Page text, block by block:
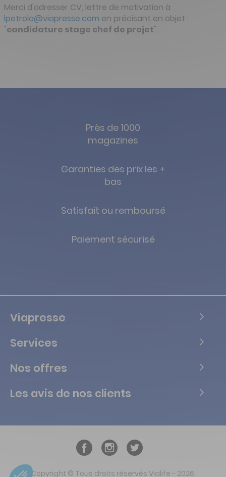
Merci d'adresser CV, lettre de motivation à
lpetrolo@viapresse.com en précisant en objet :
"candidature stage chef de projet"
Près de 1000
magazines
Garanties des prix les +
bas
Satisfait ou remboursé
Paiement sécurisé
Viapresse
Services
Nos offres
Les avis de nos clients
Copyright © Tous droits réservés Vialife - 2026.